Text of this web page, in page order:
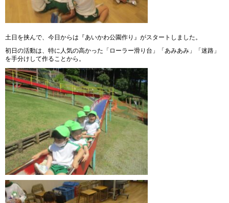
土日を挟んで、今日からは『あいかわ公園作り』がスタートしました。
初日の活動は、特に人気の高かった「ローラー滑り台」「あみあみ」「迷路」
を手分けして作ることから。